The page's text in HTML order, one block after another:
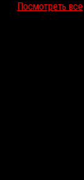
Посмотреть все